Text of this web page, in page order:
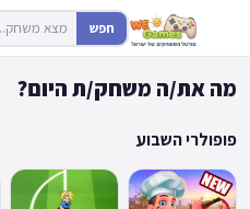
חפש
מה את/ה משחק/ת היום?
פופולרי השבוע